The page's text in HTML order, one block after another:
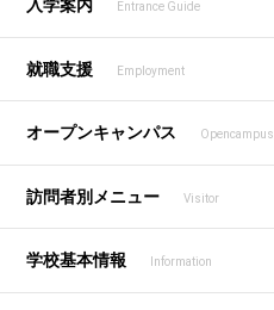
入学案内 Entrance Guide
就職支援 Employment
オープンキャンパス Opencampus
訪問者別メニュー Visitor
学校基本情報 Information